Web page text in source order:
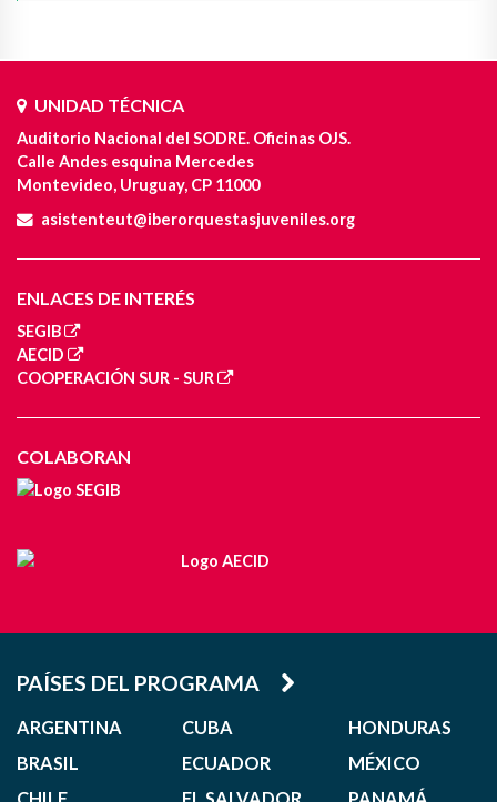
UNIDAD TÉCNICA
Auditorio Nacional del SODRE. Oficinas OJS.
Calle Andes esquina Mercedes
Montevideo, Uruguay, CP 11000
asistenteut@iberorquestasjuveniles.org
ENLACES DE INTERÉS
SEGIB
AECID
COOPERACIÓN SUR - SUR
COLABORAN
PAÍSES DEL PROGRAMA
ARGENTINA
BRASIL
CUBA
ECUADOR
HONDURAS
MÉXICO